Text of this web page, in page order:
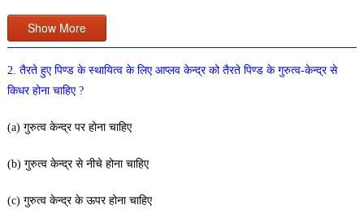
Show More
2. तैरते हुए पिण्ड के स्थायित्व के लिए आप्लव केन्द्र को तैरते पिण्ड के गुरुत्व-केन्द्र से
किधर होना चाहिए ?
(a) गुरुत्व केन्द्र पर होना चाहिए
(b) गुरुत्व केन्द्र से नीचे होना चाहिए
(c) गुरुत्व केन्द्र के ऊपर होना चाहिए